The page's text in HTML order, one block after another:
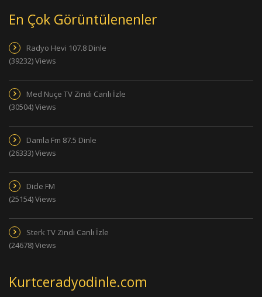
En Çok Görüntülenenler
Radyo Hevi 107.8 Dinle
(39232) Views
Med Nuçe TV Zindi Canlı İzle
(30504) Views
Damla Fm 87.5 Dinle
(26333) Views
Dicle FM
(25154) Views
Sterk TV Zindi Canlı İzle
(24678) Views
Kurtceradyodinle.com